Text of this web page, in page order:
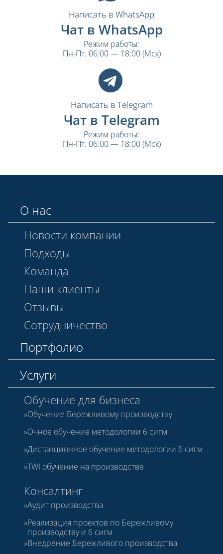
Написать в WhatsApp
Чат в WhatsApp
Режим работы:
Пн-Пт. 06:00 — 18:00 (Мск)
Написать в Telegram
Чат в Telegram
Режим работы:
Пн-Пт. 06:00 — 18:00 (Мск)
О нас
Новости компании
Подходы
Команда
Наши клиенты
Отзывы
Сотрудничество
Портфолио
Услуги
Обучение для бизнеса
Обучение Бережливому производству
Очное обучение методологии 6 сигм
Дистанционное обучение методологии 6 сигм
TWI обучение на производстве
Консалтинг
Аудит производства
Реализация проектов по Бережливому
производству и 6 сигм
Внедрение Бережливого производства